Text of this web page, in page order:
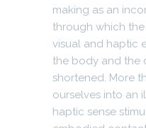
making as an
through which
visual and haptic
the body and the
shortened. More
ourselves into an
haptic sense